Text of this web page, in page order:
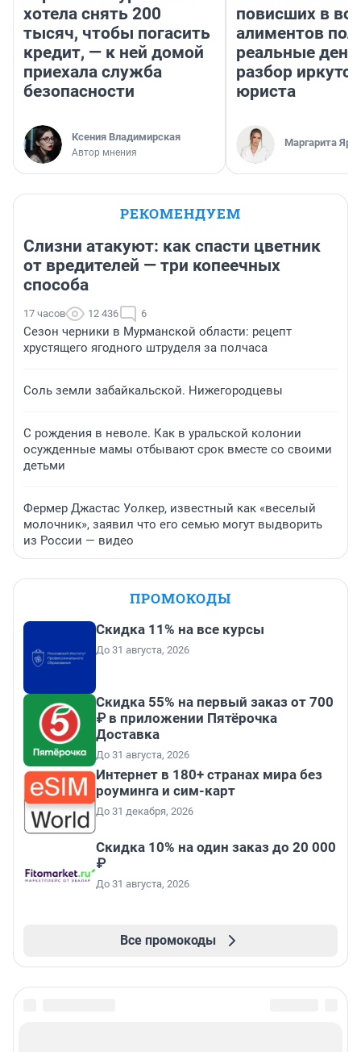
хотела снять 200
тысяч, чтобы погасить
кредит, — к ней домой
приехала служба
безопасности
Ксения Владимирская
Автор мнения
повисших в
алиментов
реальные
разбор
юриста
Маргарита
РЕКОМЕНДУЕМ
Слизни атакуют: как спасти цветник
от вредителей — три копеечных
способа
17 часов 12 436 6
Сезон черники в Мурманской области: рецепт
хрустящего ягодного штруделя за полчаса
Соль земли забайкальской. Нижегородцевы
С рождения в неволе. Как в уральской колонии
осужденные мамы отбывают срок вместе со своими
детьми
Фермер Джастас Уолкер, известный как «веселый
молочник», заявил что его семью могут выдворить
из России — видео
ПРОМОКОДЫ
Скидка 11% на все курсы
До 31 августа, 2026
Скидка 55% на первый заказ от 700
₽ в приложении Пятёрочка
Доставка
До 31 августа, 2026
Интернет в 180+ странах мира без
роуминга и сим-карт
До 31 декабря, 2026
Скидка 10% на один заказ до 20 000
₽
До 31 августа, 2026
Все промокоды